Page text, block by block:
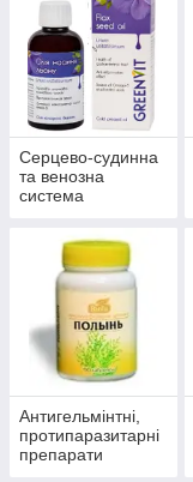
Серцево-судинна
та венозна
система
Антигельмінтні,
протипаразитарні
препарати